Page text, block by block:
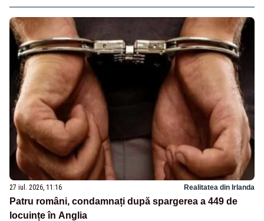
27 iul. 2026, 11:16 Realitatea din Irlanda
Patru români, condamnați după spargerea a 449 de
locuințe în Anglia